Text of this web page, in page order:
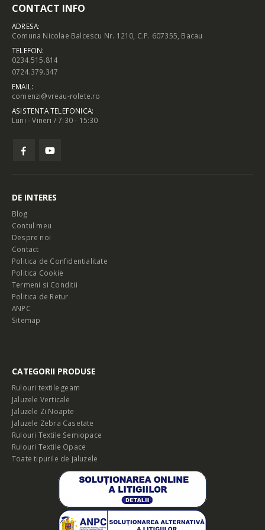
CONTACT INFO
ADRESA:
Comuna Nicolae Balcescu Nr. 1210, C.P. 607355, Bacau
TELEFON:
0234.515.814
0724.379.347
EMAIL:
comenzi@vreau-rolete.ro
ASISTENTA TELEFONICA:
Luni - Vineri / 7:30 - 15:30
DE INTERES
Blog
Contul meu
Despre noi
Contact
Politica de Confidentialitate
Politica Cookie
Termeni si Conditii
Politica de Retur
ANPC
Sitemap
CATEGORII PRODUSE
Rulouri textile geam
Jaluzele Verticale
Jaluzele Zi Noapte
Jaluzele Zebra Casetate
Rulouri Textile Semiopace
Rulouri Textile Opace
Toate tipurile de jaluzele